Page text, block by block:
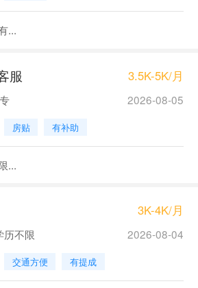
...
服 3.5K-5K/月
2026-08-05
房贴 有补助
...
3K-4K/月
历不限 2026-08-04
交通方便 有提成